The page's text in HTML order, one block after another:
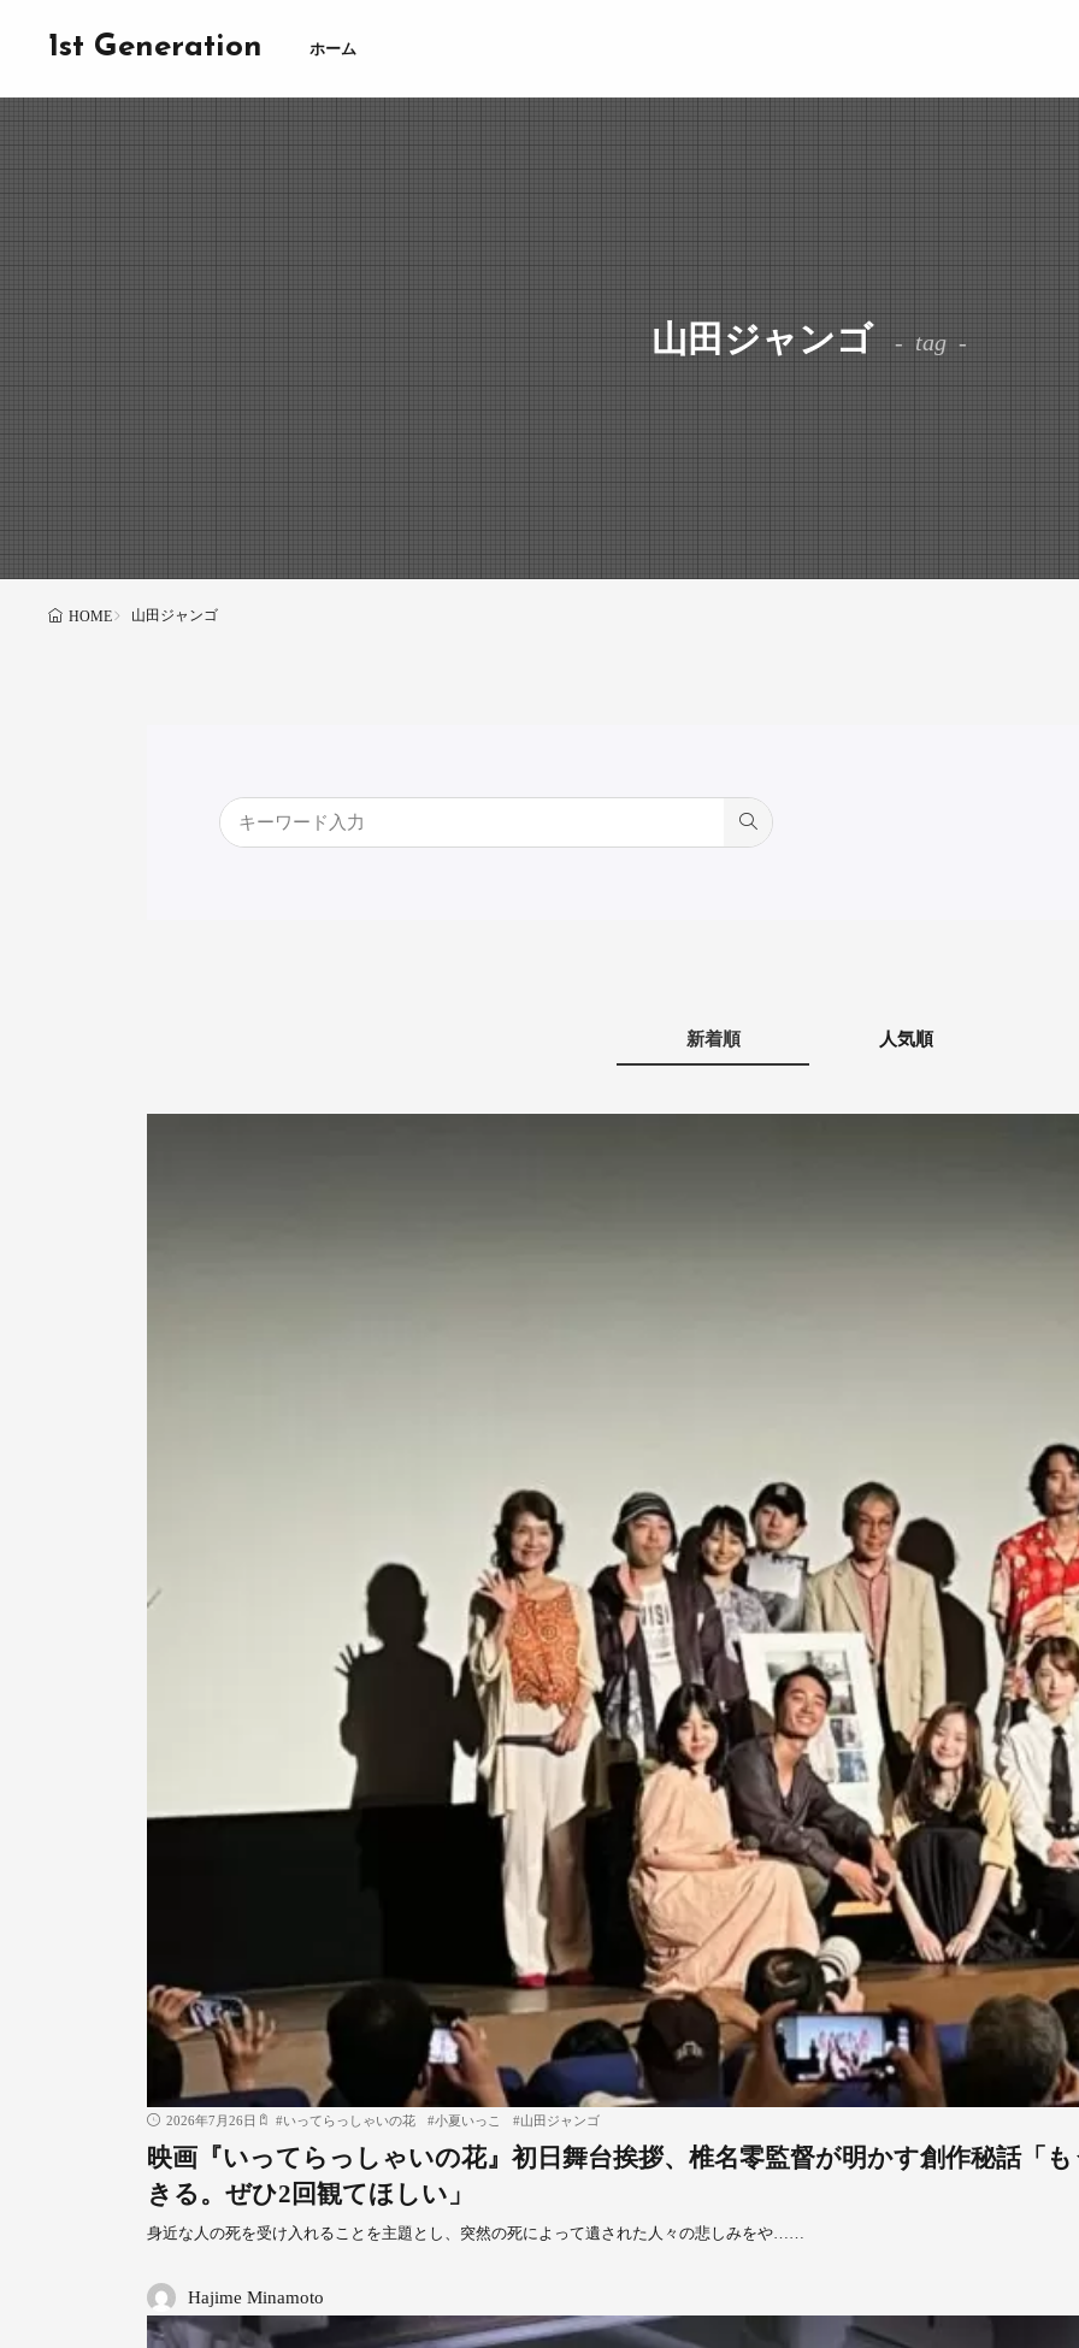
1st Generation ホーム
山田ジャンゴ tag
HOME 山田ジャンゴ
新着順 人気順
2026年7月26日 #いってらっしゃいの花 #小夏いっこ #山田ジャンゴ
映画『いってらっしゃいの花』初日舞台挨拶、椎名零監督が明かす創作秘話「
きる。ぜひ2回観てほしい」
身近な人の死を受け入れることを主題とし、突然の死によって遺された人々の悲しみをや……
Hajime Minamoto